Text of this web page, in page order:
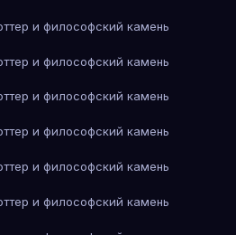
и философский камень
и философский камень
и философский камень
и философский камень
и философский камень
и философский камень